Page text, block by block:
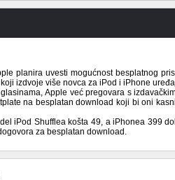
planira uvesti mogućnost besplatnog
izdvoje više novca za iPod i iPhone
Apple već pregovara s
na besplatan download koji bi oni
iPod Shufflea košta 49, a iPhonea 399
za besplatan download.